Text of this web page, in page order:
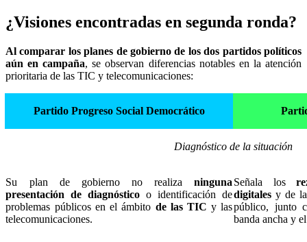
¿Visiones encontradas en segunda ronda?
Al comparar los planes de gobierno de los dos partidos políticos
aún en campaña, se observan diferencias notables en la atención
prioritaria de las TIC y telecomunicaciones:
Partido Progreso Social Democrático
Diagnóstico de la situación
Su plan de gobierno no realizaninguna
presentación de diagnóstico o identificación de
problemas públicos en el ámbito de las TIC y las
telecomunicaciones.
Señala los
digitales y de
público, junto
banda ancha y